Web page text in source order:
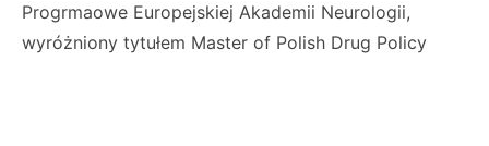
Progrmaowe Europejskiej Akademii Neurologii,
wyróżniony tytułem Master of Polish Drug Policy